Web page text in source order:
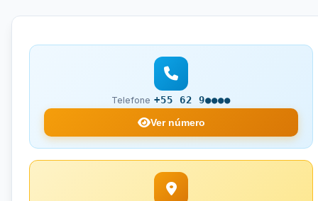
Telefone +55 62 9●●●●
Ver número